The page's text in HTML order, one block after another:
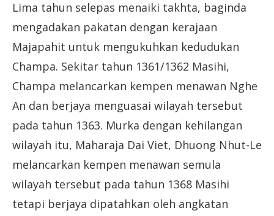
Lima tahun selepas menaiki takhta, baginda
mengadakan pakatan dengan kerajaan
Majapahit untuk mengukuhkan kedudukan
Champa. Sekitar tahun 1361/1362 Masihi,
Champa melancarkan kempen menawan Nghe
An dan berjaya menguasai wilayah tersebut
pada tahun 1363. Murka dengan kehilangan
wilayah itu, Maharaja Dai Viet, Dhuong Nhut-Le
melancarkan kempen menawan semula
wilayah tersebut pada tahun 1368 Masihi
tetapi berjaya dipatahkan oleh angkatan